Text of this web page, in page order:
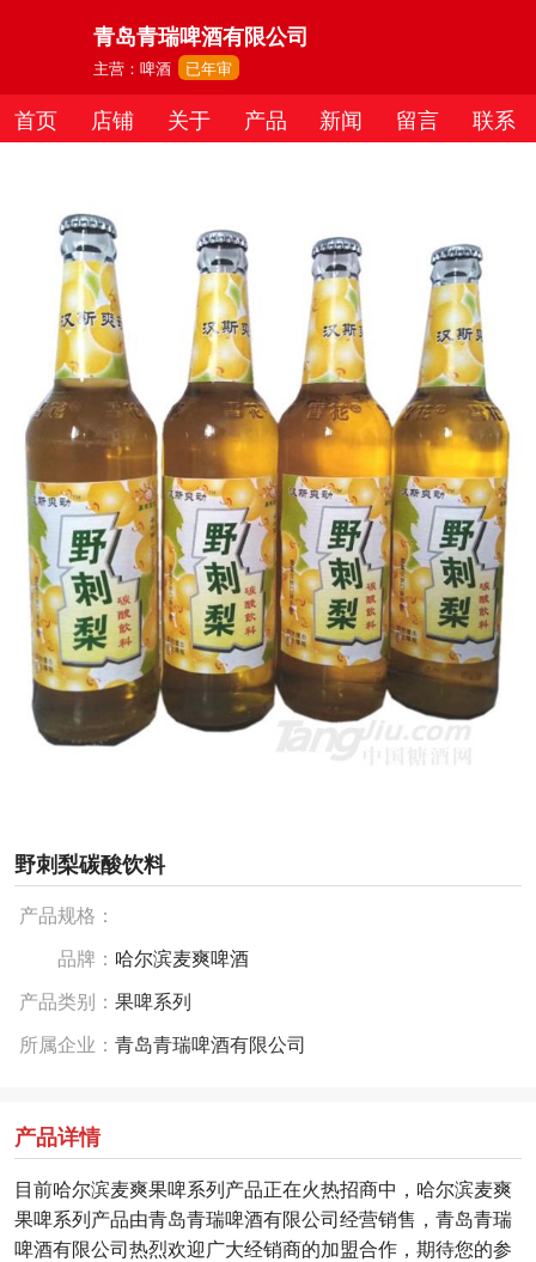
青岛青瑞啤酒有限公司
主营：啤酒 已年审
首页 店铺 关于 产品 新闻 留言 联系
野刺梨碳酸饮料
产品规格：
品牌： 哈尔滨麦爽啤酒
产品类别： 果啤系列
所属企业： 青岛青瑞啤酒有限公司
产品详情
目前哈尔滨麦爽果啤系列产品正在火热招商中，哈尔滨麦爽
果啤系列产品由青岛青瑞啤酒有限公司经营销售，青岛青瑞
啤酒有限公司热烈欢迎广大经销商的加盟合作，期待您的参